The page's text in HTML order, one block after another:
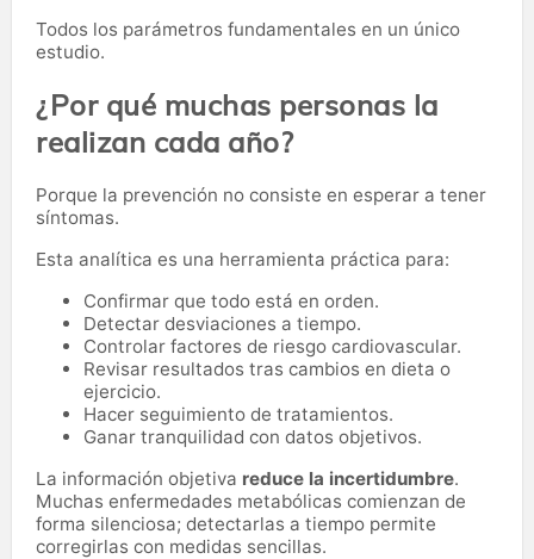
Todos los parámetros fundamentales en un único
estudio.
¿Por qué muchas personas la
realizan cada año?
Porque la prevención no consiste en esperar a tener
síntomas.
Esta analítica es una herramienta práctica para:
Confirmar que todo está en orden.
Detectar desviaciones a tiempo.
Controlar factores de riesgo cardiovascular.
Revisar resultados tras cambios en dieta o
ejercicio.
Hacer seguimiento de tratamientos.
Ganar tranquilidad con datos objetivos.
La información objetiva reduce la incertidumbre.
Muchas enfermedades metabólicas comienzan de
forma silenciosa; detectarlas a tiempo permite
corregirlas con medidas sencillas.